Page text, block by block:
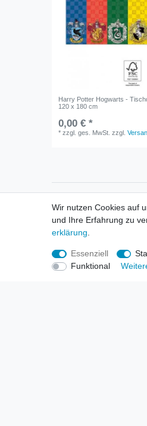
Harry Potter Hogwarts -
120 x 180 cm
0,00 € *
*zzgl. ges. MwSt. zzgl.
Informationen
Neukunden / New
Zahlung
Versandkosten
Entsorgungs- &
Größentabellen
Wir nutzen Cookies auf
und Ihre Erfahrung zu
erklärung
Essenziell
Funktional